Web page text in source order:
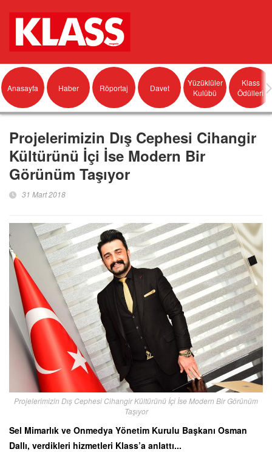
Anasayfa Haber Röportaj Davet
Yüzüklüler
Kulübü
Klass
Ödülleri
Projelerimizin Dış Cephesi Cihangir
Kültürünü İçi İse Modern Bir
Görünüm Taşıyor
31 Mart 2018
Projelerimizin Dış Cephesi Cihangir Kültürünü İçi İse Modern Bir Görünüm
Taşıyor
Sel Mimarlık ve Onmedya Yönetim Kurulu Başkanı Osman
Dallı, verdikleri hizmetleri Klass’a anlattı...